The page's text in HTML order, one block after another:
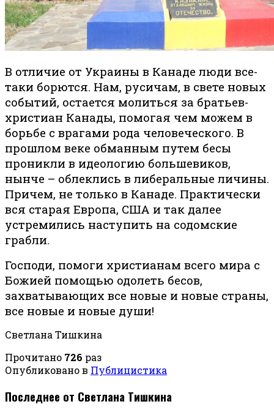
В отличие от Украины в Канаде люди все-
таки борются. Нам, русичам, в свете новых
событий, остается молиться за братьев-
христиан Канады, помогая чем можем в
борьбе с врагами рода человеческого. В
прошлом веке обманным путем бесы
проникли в идеологию большевиков,
нынче – облеклись в либеральные личины.
Причем, не только в Канаде. Практически
вся старая Европа, США и так далее
устремились наступить на содомские
грабли.
Господи, помоги христианам всего мира с
Божией помощью одолеть бесов,
захватывающих все новые и новые страны,
все новые и новые души!
Светлана Тишкина
Прочитано 726 раз
Опубликовано в Публицистика
Последнее от Светлана Тишкина